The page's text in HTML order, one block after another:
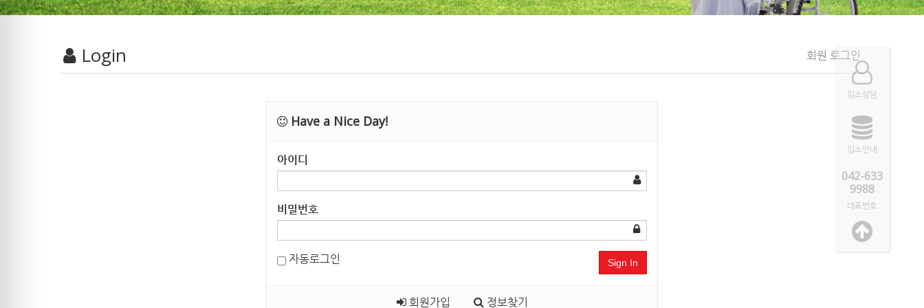
Login 회원 로그인
Have a Nice Day!
아이디
비밀번호
자동로그인 Sign In
회원가입 정보찾기
입소상담
입소안내
042-633
9988
대표번호